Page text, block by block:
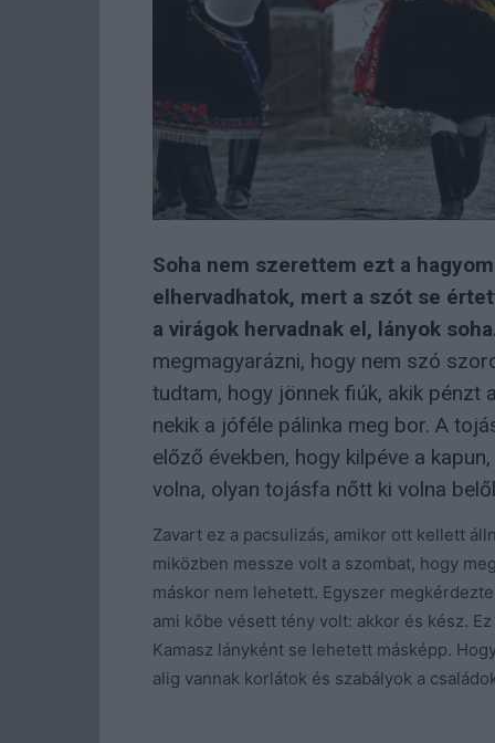
Soha nem szerettem ezt a
elhervadhatok, mert a szót se
a virágok hervadnak el, lányok
megmagyarázni, hogy nem szó
tudtam, hogy jönnek fiúk, akik pénzt
nekik a jóféle pálinka meg bor. A
előző években, hogy kilpéve a
volna, olyan tojásfa nőtt ki volna
Zavart ez a pacsulizás, amikor ott kellett
miközben messze volt a szombat, hogy
máskor nem lehetett. Egyszer
ami kőbe vésett tény volt: akkor és kész.
Kamasz lányként se lehetett másképp.
alig vannak korlátok és szabályok a